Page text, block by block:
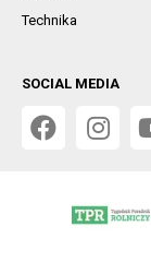
Technika
SOCIAL MEDIA